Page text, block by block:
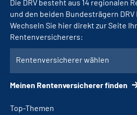
Top-Themen
Die DRV besteht aus 14 regionalen
und den beiden Bundesträgern DRV
Wechseln Sie hier direkt zur Seite
Rentenversicherers:
Rentenversicherer wählen
Meinen Rentenversicherer finden